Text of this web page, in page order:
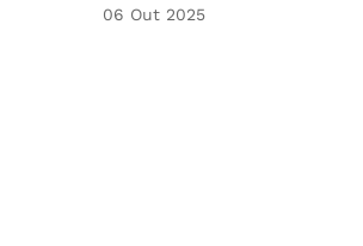
06 Out 2025